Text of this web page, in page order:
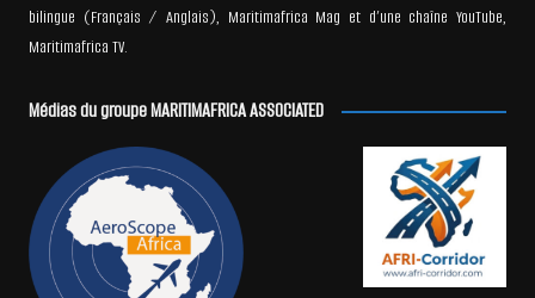
bilingue (Français / Anglais), Maritimafrica Mag et d’une chaîne YouTube,
Maritimafrica TV.
Médias du groupe MARITIMAFRICA ASSOCIATED